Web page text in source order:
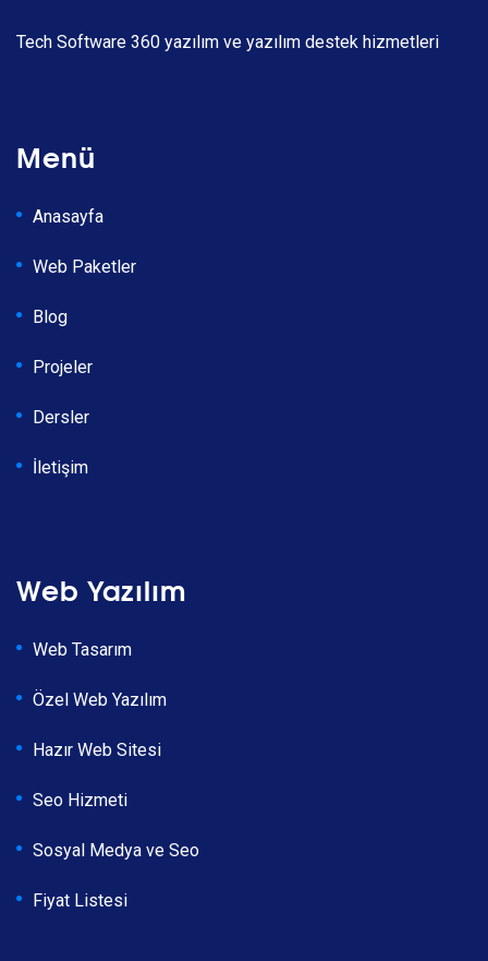
Tech Software 360 yazılım ve yazılım destek hizmetleri
Menü
Anasayfa
Web Paketler
Blog
Projeler
Dersler
İletişim
Web Yazılım
Web Tasarım
Özel Web Yazılım
Hazır Web Sitesi
Seo Hizmeti
Sosyal Medya ve Seo
Fiyat Listesi